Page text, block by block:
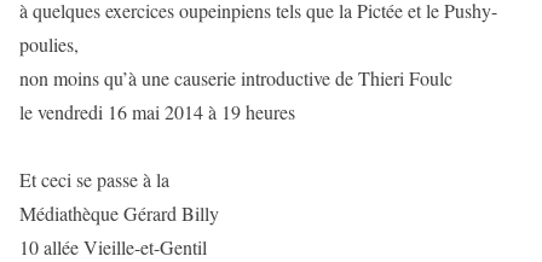
à quelques exercices oupeinpiens tels que la Pictée et le Pushy-
poulies,
non moins qu’à une causerie introductive de Thieri Foulc
le vendredi 16 mai 2014 à 19 heures
Et ceci se passe à la
Médiathèque Gérard Billy
10 allée Vieille-et-Gentil